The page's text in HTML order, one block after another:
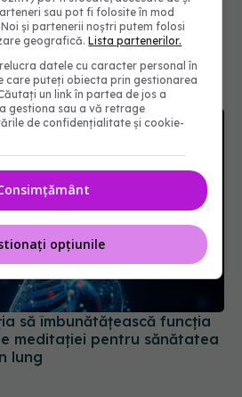
natural pentru depresie și
care îți poate îmbunătăți
să îmbunătățească funcția
meditației pentru sănătatea
lung
sau pot fi folosite în mod
și partenerii noștri putem folosi
geografică.Lista partenerilor.
datele cu caracter personal în
care puteți obiecta prin gestionarea
un link în partea de jos a
gestiona sau a vă retrage
de confidențialitate și cookie-
opțiunile